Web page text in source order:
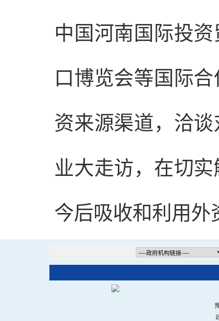
中国河南国际投
口博览会等国际
资来源渠道，洽
业大走访，在切
今后吸收和利用外